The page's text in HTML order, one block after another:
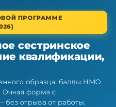
программа
сестринское
144 ч
ПРОГРАММЕ
сестринское
квалификации,
образца, баллы НМО
. Очная форма с
отрыва от работы.